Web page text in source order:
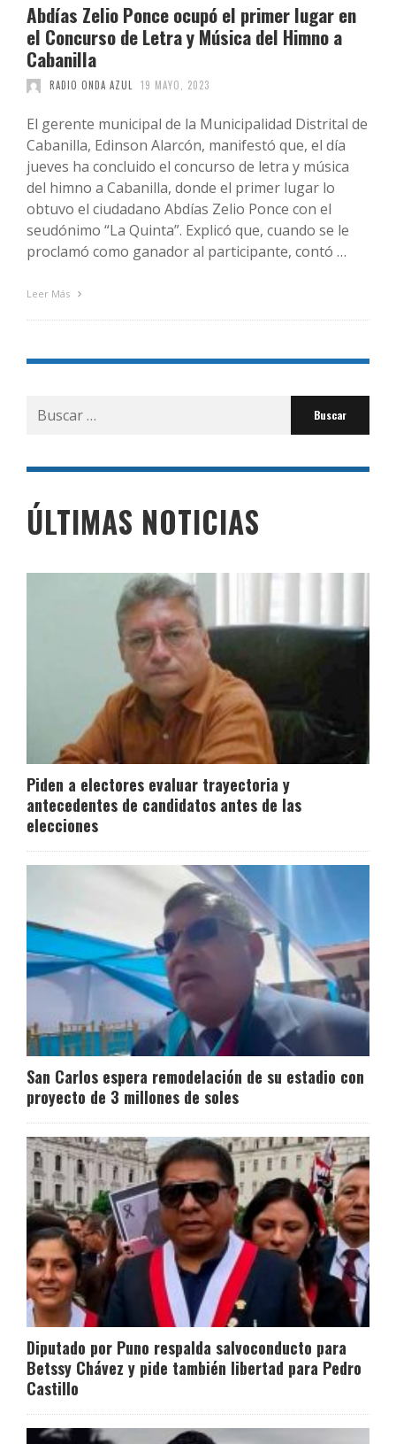
Abdías Zelio Ponce ocupó el primer lugar en
el Concurso de Letra y Música del Himno a
Cabanilla
RADIO ONDA AZUL 19 MAYO, 2023
El gerente municipal de la Municipalidad Distrital de
Cabanilla, Edinson Alarcón, manifestó que, el día
jueves ha concluido el concurso de letra y música
del himno a Cabanilla, donde el primer lugar lo
obtuvo el ciudadano Abdías Zelio Ponce con el
seudónimo “La Quinta”. Explicó que, cuando se le
proclamó como ganador al participante, contó …
Leer Más
Buscar
por:
ÚLTIMAS NOTICIAS
Piden a electores evaluar trayectoria y
antecedentes de candidatos antes de las
elecciones
San Carlos espera remodelación de su estadio con
proyecto de 3 millones de soles
Diputado por Puno respalda salvoconducto para
Betssy Chávez y pide también libertad para Pedro
Castillo